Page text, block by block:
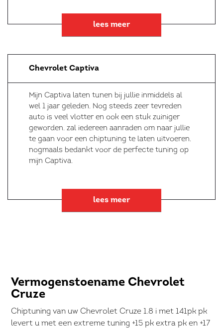
lees meer
Chevrolet Captiva
Mijn Captiva laten tunen bij jullie inmiddels al
wel 1 jaar geleden. Nog steeds zeer tevreden
auto is veel vlotter en ook een stuk zuiniger
geworden. zal iedereen aanraden om naar jullie
te gaan voor een chiptuning te laten uitvoeren.
nogmaals bedankt voor de perfecte tuning op
mijn Captiva.
lees meer
Vermogenstoename Chevrolet
Cruze
Chiptuning van uw Chevrolet Cruze 1.8 i met 141pk pk
levert u met een extreme tuning +15 pk extra pk en +17